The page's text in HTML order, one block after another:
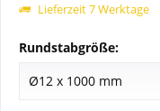
Lieferzeit 7 Werktage
Rundstabgröße: